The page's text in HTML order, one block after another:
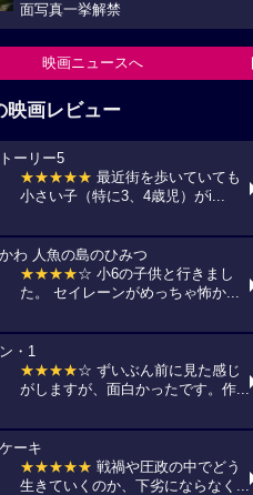
面写真一挙解禁
映画ニュースへ
映画レビュー
ーリー5
★★★★★ 最近街を歩いていても
小さい子（特に3、4歳児）がi...
わ 人魚の島のひみつ
★★★★☆ 小6の子供と行きまし
た。 セイレーンがめっちゃ怖か...
・1
★★★★☆ ずいぶん前に見た感じ
がしますが、面白かったです。作...
ーキ
★★★★★ 戦禍や圧政の中でどう
生きていくのか、下劣にならなく...